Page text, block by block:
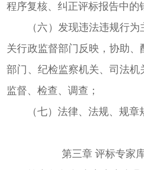
程序复核、纠正评标报告中的
（六）发现违法违规行为
关行政监督部门反映，协助、
部门、纪检监察机关、司法机
监督、检查、调查；
（七）法律、法规、规章
第三章 评标专家